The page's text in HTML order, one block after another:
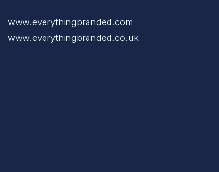
www.everythingbranded.com
www.everythingbranded.co.uk